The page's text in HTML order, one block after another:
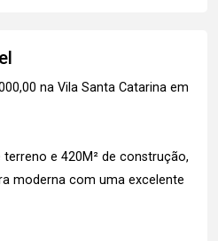
na Vila Santa Catarina em
terreno e 420M² de construção,
moderna com uma excelente